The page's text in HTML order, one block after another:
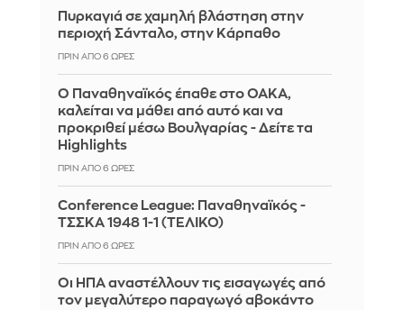
Πυρκαγιά σε χαμηλή βλάστηση στην
περιοχή Σάνταλο, στην Κάρπαθο
ΠΡΙΝ ΑΠΌ 6 ΏΡΕΣ
Ο Παναθηναϊκός έπαθε στο ΟΑΚΑ,
καλείται να μάθει από αυτό και να
προκριθεί μέσω Βουλγαρίας - Δείτε τα
Highlights
ΠΡΙΝ ΑΠΌ 6 ΏΡΕΣ
Conference League: Παναθηναϊκός -
ΤΣΣΚΑ 1948 1-1 (ΤΕΛΙΚΟ)
ΠΡΙΝ ΑΠΌ 6 ΏΡΕΣ
Οι ΗΠΑ αναστέλλουν τις εισαγωγές από
τον μεγαλύτερο παραγωγό αβοκάντο